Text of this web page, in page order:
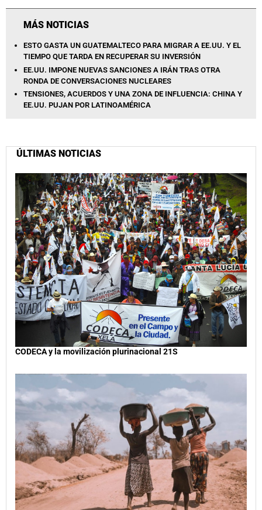
MÁS NOTICIAS
ESTO GASTA UN GUATEMALTECO PARA MIGRAR A EE.UU. Y EL
TIEMPO QUE TARDA EN RECUPERAR SU INVERSIÓN
EE.UU. IMPONE NUEVAS SANCIONES A IRÁN TRAS OTRA
RONDA DE CONVERSACIONES NUCLEARES
TENSIONES, ACUERDOS Y UNA ZONA DE INFLUENCIA: CHINA Y
EE.UU. PUJAN POR LATINOAMÉRICA
ÚLTIMAS NOTICIAS
CODECA y la movilización plurinacional 21S